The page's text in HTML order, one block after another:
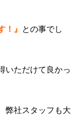
！』 との事でし
いただけて良かっ
弊社スタッフも大